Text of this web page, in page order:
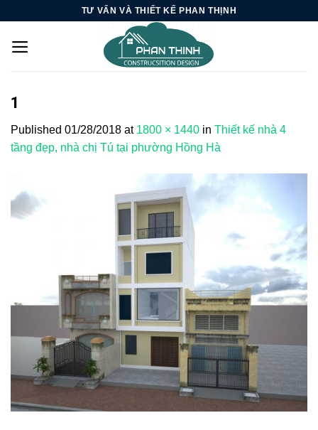
content
TƯ VẤN VÀ THIẾT KẾ PHAN THỊNH
1
Published 01/28/2018 at 1800 × 1440 in Thiết kế nhà 4
tầng đẹp, nhà chị Tú tại phường Hồng Hà